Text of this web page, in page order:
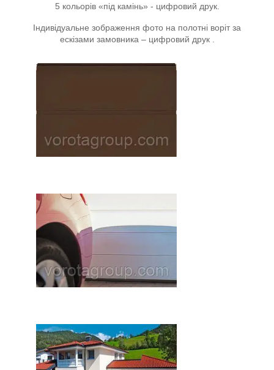
5 кольорів «під камінь» - цифровий друк.
Індивідуальне зображення фото на полотні воріт за
ескізами замовника – цифровий друк